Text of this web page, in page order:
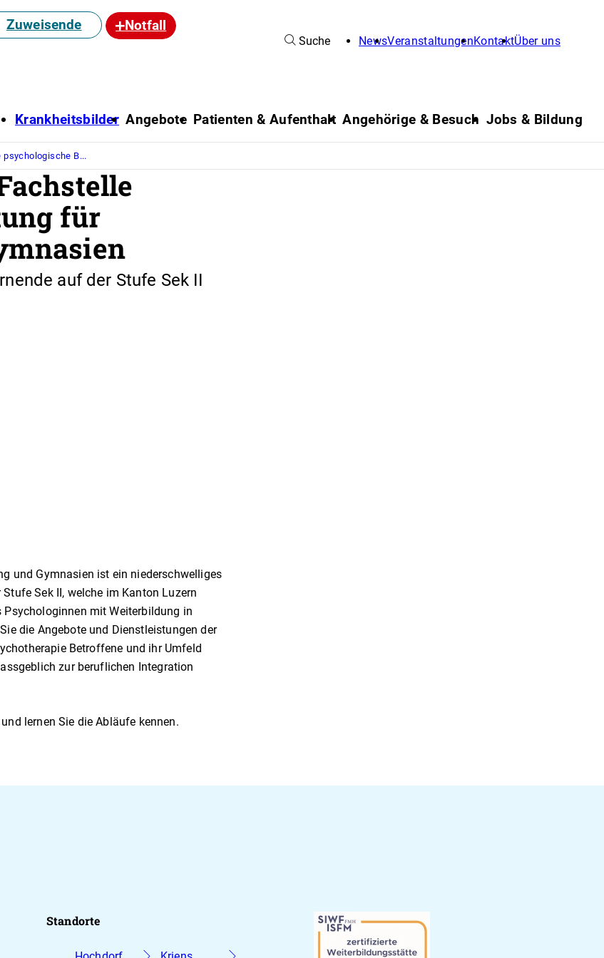
Zuweisende Notfall
Suche NewsVeranstaltungenKontaktÜber uns
Krankheitsbilder Angebote Patienten & Aufenthalt Angehörige & Besuch Jobs & Bildung
B...
für
auf der Stufe Sek II
und Gymnasien ist ein niederschwelliges
Sek II, welche im Kanton Luzern
Psychologinnen mit Weiterbildung in
die Angebote und Dienstleistungen der
Betroffene und ihr Umfeld
zur beruflichen Integration
lernen Sie die Abläufe kennen.
Standorte